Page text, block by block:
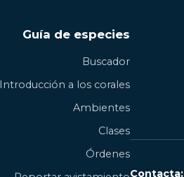
Guía de especies
Buscador
Introducción a los corales
Ambientes
Clases
Órdenes
Contacta: